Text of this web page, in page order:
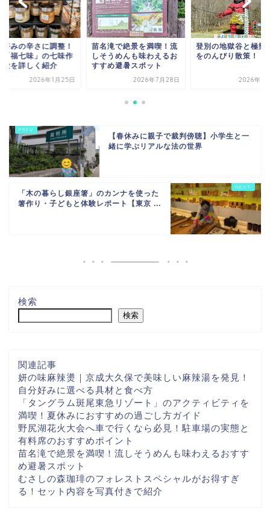
好みの辛さに調整！
「福七味」の七味作
験を詳しく紹介
2026年1月25日
苗名滝で絶景を満喫！流
しそうめんも味わえるお
すすめ避暑スポット
2026年7月28日
登別の地獄谷と極樂
をのんびり散策！
2026年3
【春休みに親子で裁判傍聴】小学生と一
緒に学ぶリアルな法の世界
「木の暮らし銀座箸」のカンナを使った
箸作り・子どもと体験レポート【東京 ...
検索
検索
関連記事
妍の味麻辣燙｜京成大久保で美味しい麻辣湯を発見！
自分好みに選べる具材と食べ方
「タングラム斑尾東急リゾート」のアクティビティを
満喫！夏休みにおすすめの過ごし方ガイド
野尻湖花火大会へ車で行くなら必見！駐車場の実態と
有料席のおすすめポイント
苗名滝で絶景を満喫！流しそうめんも味わえるおすす
め避暑スポット
むさしの森珈琲のフォレストスペシャルがお得すぎ
る！セット内容を写真付きで紹介